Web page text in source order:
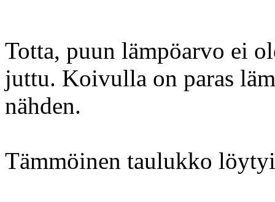
Totta, puun lämpöarvo ei
juttu. Koivulla on paras
nähden.
Tämmöinen taulukko